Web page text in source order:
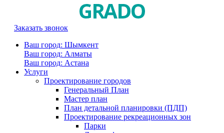
Заказать звонок
Ваш город: Шымкент
Ваш город: Алматы
Ваш город: Астана
Услуги
Проектирование городов
Генеральный План
Мастер план
План детальной планировки (ПДП)
Проектирование рекреационных зон
Парки